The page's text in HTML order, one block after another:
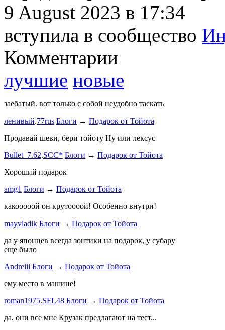
9 August 2023 в 17:34
вступила в сообщество
Комментарии
лучшие новые
заебатый. вот только с собой неудобно таскать
ленивый.77rus Блоги → Подарок от Тойота
Продавай шеви, бери тойоту Ну или лексус
Bullet_7.62.SCC* Блоги → Подарок от Тойота
Хороший подарок
amg1 Блоги → Подарок от Тойота
какооооой он крутоооой! Особенно внутри!
mayvladik Блоги → Подарок от Тойота
да у японцев всегда зонтики на подарок, у субару
еще было
Andreiii Блоги → Подарок от Тойота
ему место в машине!
roman1975.SFL48 Блоги → Подарок от Тойота
да, они все мне Крузак предлагают на тест...